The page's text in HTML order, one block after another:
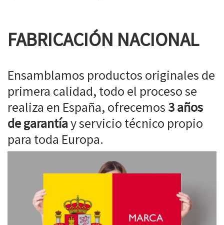
FABRICACIÓN NACIONAL
Ensamblamos productos originales de
primera calidad, todo el proceso se
realiza en España, ofrecemos 3 años
de garantíay servicio técnico propio
para toda Europa.